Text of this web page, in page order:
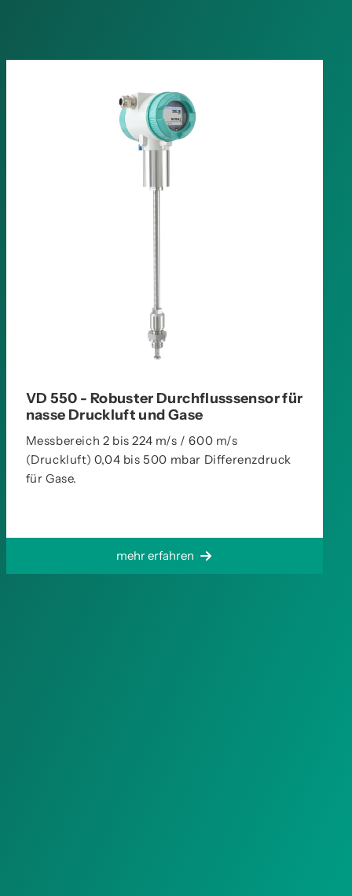
VD 550 - Robuster Durchflusssensor für
nasse Druckluft und Gase
Messbereich 2 bis 224 m/s / 600 m/s
(Druckluft) 0,04 bis 500 mbar Differenzdruck
für Gase.
mehr erfahren